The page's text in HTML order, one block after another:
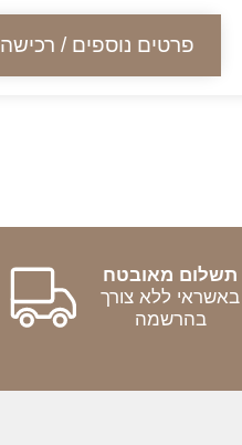
פרטים נוספים / רכישה
תשלום מאובטח
באשראי ללא צורך
בהרשמה